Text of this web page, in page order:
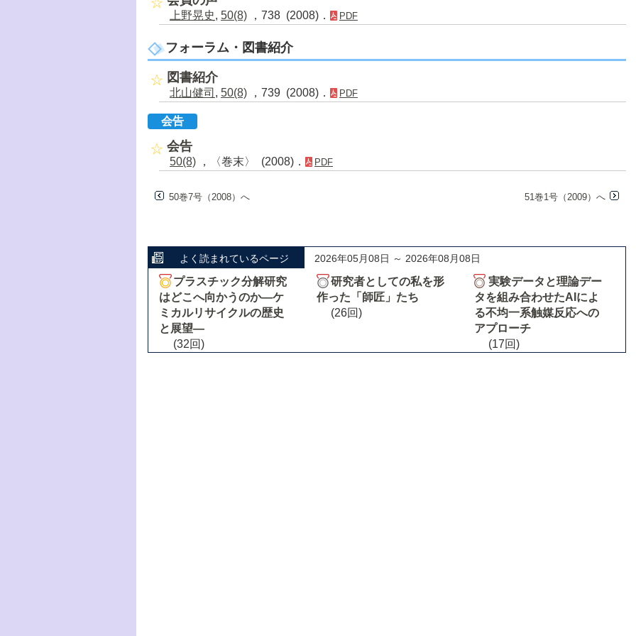
上野晃史, 50(8) ，738 (2008)． PDF
フォーラム・図書紹介
図書紹介
北山健司 , 50(8) ，739 (2008)． PDF
会告
会告
50(8) ，〈巻末〉 (2008)． PDF
50巻7号（2008）へ 51巻1号（2009）へ
よく読まれているページ 2026年05月08日 ～ 2026年08月08日
プラスチック分解研究
はどこへ向かうのか―ケ
ミカルリサイクルの歴史
と展望―
(32回)
研究者としての私を形
作った「師匠」たち
(26回)
実験データと理論デー
タを組み合わせたAIによ
る不均一系触媒反応への
アプローチ
(17回)